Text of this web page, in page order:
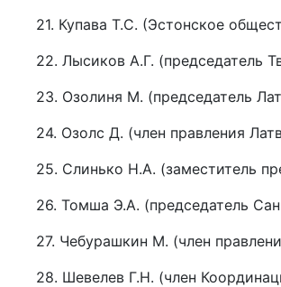
21. Купава Т.С. (Эстонское
22. Лысиков А.Г. (председатель
23. Озолиня М. (председатель
24. Озолс Д. (член правления
25. Слинько Н.А. (заместитель
26. Томша Э.А. (председатель
27. Чебурашкин М. (член
28. Шевелев Г.Н. (член